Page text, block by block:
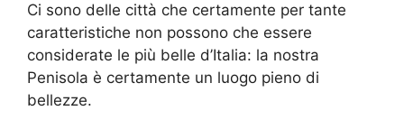
Ci sono delle città che certamente per tante
caratteristiche non possono che essere
considerate le più belle d’Italia: la nostra
Penisola è certamente un luogo pieno di
bellezze.